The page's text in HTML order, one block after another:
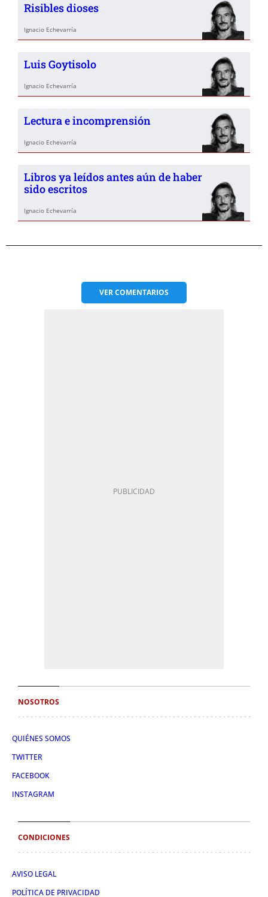
Risibles dioses
Ignacio Echevarría
Luis Goytisolo
Ignacio Echevarría
Lectura e incomprensión
Ignacio Echevarría
Libros ya leídos antes aún de haber
sido escritos
Ignacio Echevarría
VERCOMENTARIOS
NOSOTROS
QUIÉNES SOMOS
TWITTER
FACEBOOK
INSTAGRAM
CONDICIONES
AVISO LEGAL
POLÍTICA DE PRIVACIDAD